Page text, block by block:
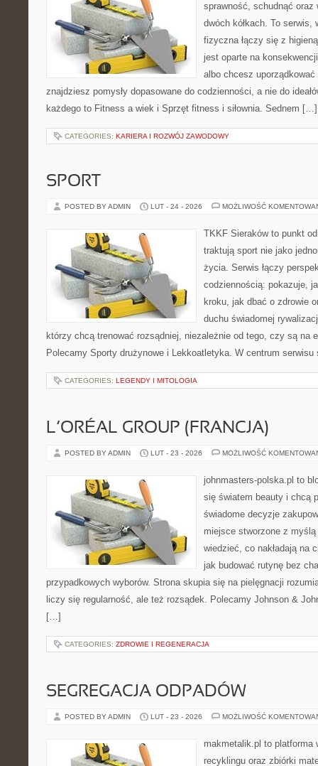
sprawność, schudnąć oraz
dwóch kółkach. To
fizyczna łączy się z
jest oparte na
albo chcesz
znajdziesz pomysły dopasowane do codzienności, a nie do
każdego to Fitness a wiek i Sprzęt fitness i siłownia. Sednem […]
CATEGORIES: KARIERA I ROZWÓJ ZAWODOWY
SPORT
POSTED BY ADMIN LUT - 24 - 2026 MOŻLIWOŚĆ
TKKF Sieraków to punkt
traktują sport nie jako
życia. Serwis łączy
codziennością: pokazuje,
kroku, jak dbać o zdrowie
duchu świadomej
którzy chcą trenować rozsądniej, niezależnie od tego, czy są na
Polecamy Sporty drużynowe i Lekkoatletyka. W centrum
CATEGORIES: LEGENDY I MITOLOGIA
L’ORÉAL GROUP (FRANCJA)
POSTED BY ADMIN LUT - 23 - 2026 MOŻLIWOŚĆ
johnmasters-polska.pl to
się światem beauty i chcą
świadome decyzje
miejsce stworzone z
wiedzieć, co nakładają na
jak budować rutynę bez
przypadkowych wyborów. Strona skupia się na pielęgnacji
liczy się regularność, ale też rozsądek. Polecamy Johnson &
[…]
CATEGORIES: ZDROWIE I REGENERACJA
SEGREGACJA ODPADÓW
POSTED BY ADMIN LUT - 23 - 2026 MOŻLIWOŚĆ
makmetalik.pl to platforma
recyklingu oraz zbiórki